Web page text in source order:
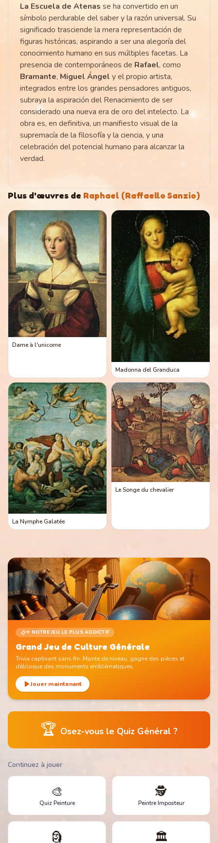
La Escuela de Atenas se ha convertido en un
símbolo perdurable del saber y la razón universal. Su
significado trasciende la mera representación de
figuras históricas, aspirando a ser una alegoría del
conocimiento humano en sus múltiples facetas. La
presencia de contemporáneos de Rafael, como
Bramante, Miguel Ángel y el propio artista,
integrados entre los grandes pensadores antiguos,
subraya la aspiración del Renacimiento de ser
considerado una nueva era de oro del intelecto. La
obra es, en definitiva, un manifiesto visual de la
supremacía de la filosofía y la ciencia, y una
celebración del potencial humano para alcanzar la
verdad.
Plus d'œuvres de Raphael (Raffaello Sanzio)
Dame à l'unicorne
Madonna del Granduca
La Nymphe Galatée
Le Songe du chevalier
⭐ NOTRE JEU LE PLUS ADDICTIF
Grand Jeu de Culture Générale
Trivia captivant sans fin. Monte de niveau, gagne des pièces et
débloque des monuments emblématiques.
Jouer maintenant
🏆 Osez-vous le Quiz Général ?
Continuez à jouer
🎨
Quiz Peinture
🕵️
Peintre Imposteur
🗿 🏛️